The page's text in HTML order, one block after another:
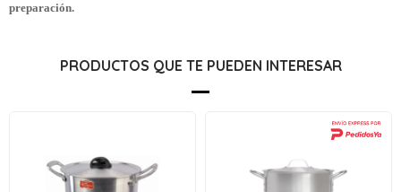
preparación.
PRODUCTOS QUE TE PUEDEN INTERESAR